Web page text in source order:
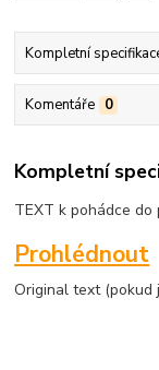
Kompletní
Komentáře 0
Kompletní
TEXT k pohádce do
Prohlédnout
Original text (pokud